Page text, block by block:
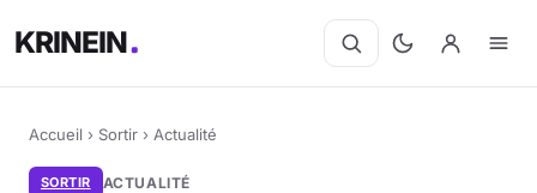
KRINEIN
Accueil › Sortir › Actualité
SORTIR ACTUALITÉ